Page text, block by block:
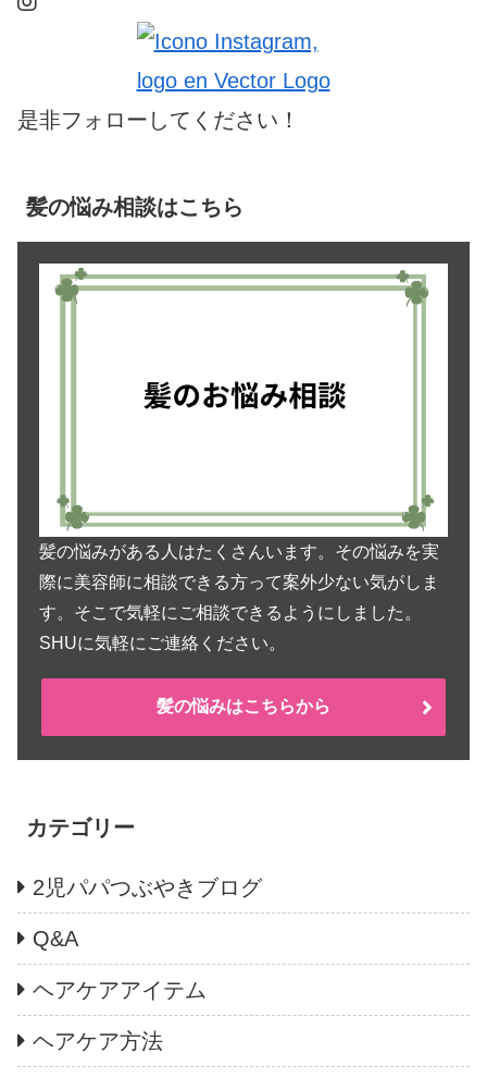
是非フォローしてください！
髪の悩み相談はこちら
髪の悩みがある人はたくさんいます。その悩みを実
際に美容師に相談できる方って案外少ない気がしま
す。そこで気軽にご相談できるようにしました。
SHUに気軽にご連絡ください。
髪の悩みはこちらから
カテゴリー
2児パパつぶやきブログ
Q&A
ヘアケアアイテム
ヘアケア方法